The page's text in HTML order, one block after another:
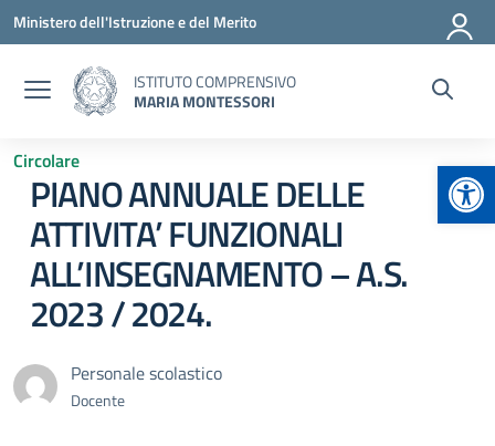
Vai ai contenuti
Vai al menu di navigazione
Vai al footer
Ministero dell'Istruzione e del Merito
ISTITUTO COMPRENSIVO
MARIA MONTESSORI
Circolare
PIANO ANNUALE DELLE
ATTIVITA’ FUNZIONALI
ALL’INSEGNAMENTO – A.S.
2023 / 2024.
Personale scolastico
Docente